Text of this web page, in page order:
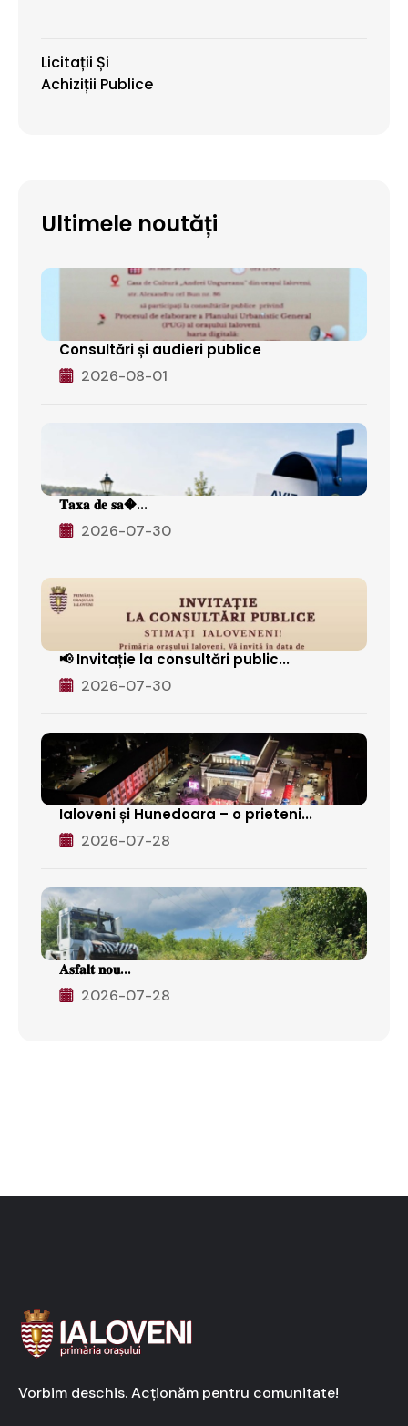
Licitații Și
Achiziții Publice
Ultimele noutăți
Consultări și audieri publice
2026-08-01
𝐓𝐚𝐱𝐚 𝐝𝐞 𝐬𝐚�...
2026-07-30
📢 Invitație la consultări public...
2026-07-30
Ialoveni și Hunedoara – o prieteni...
2026-07-28
𝐀𝐬𝐟𝐚𝐥𝐭 𝐧𝐨𝐮...
2026-07-28
Vorbim deschis. Acționăm pentru comunitate!